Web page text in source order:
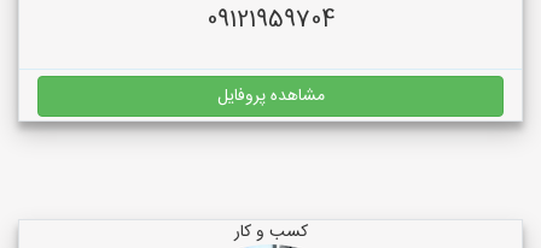
09121959704
مشاهده پروفایل
کسب و کار